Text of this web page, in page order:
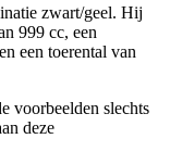
zwart/geel. Hij
999 cc, een
een toerental van
voorbeelden slechts
deze